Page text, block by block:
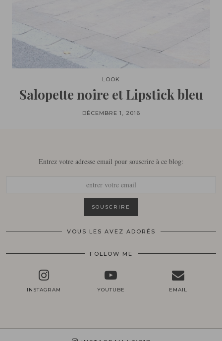
LOOK
Salopette noire et Lipstick bleu
DÉCEMBRE 1, 2016
Entrez votre adresse email pour souscrire à ce blog:
VOUS LES AVEZ ADORÉS
FOLLOW ME
INSTAGRAM YOUTUBE EMAIL